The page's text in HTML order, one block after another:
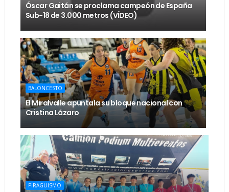
Óscar Gaitán se proclama campeón de España
Sub-18 de 3.000 metros (VÍDEO)
BALONCESTO
El Miralvalle apuntala su bloque nacional con
Cristina Lázaro
PIRAGUISMO